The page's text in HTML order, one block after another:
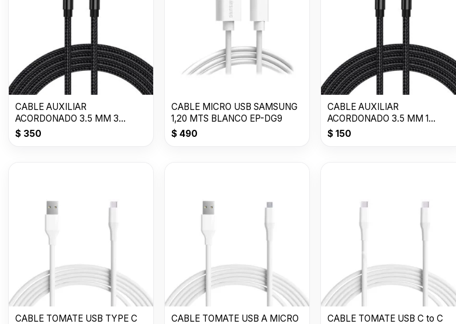
CABLE AUXILIAR
ACORDONADO 3.5 MM 3
METROS
$ 350
CABLE MICRO USB SAMSUNG
1,20 MTS BLANCO EP-DG9
$490
CABLE AUXILIAR
ACORDONADO 3.5 MM 1
METRO
$150
CABLE TOMATE USB TYPE C
CABLE TOMATE USB A MICRO
CABLE TOMATE USB C to C